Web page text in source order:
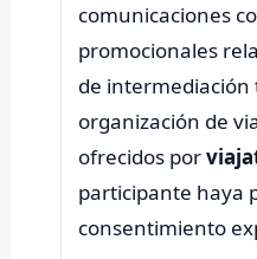
comunicaciones
promocionales
de intermediación
organización de
ofrecidos por
participante haya
consentimiento